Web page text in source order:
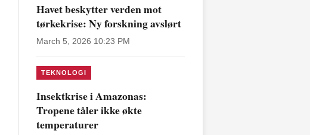
Havet beskytter verden mot
tørkekrise: Ny forskning avslørt
March 5, 2026 10:23 PM
TEKNOLOGI
Insektkrise i Amazonas:
Tropene tåler ikke økte
temperaturer